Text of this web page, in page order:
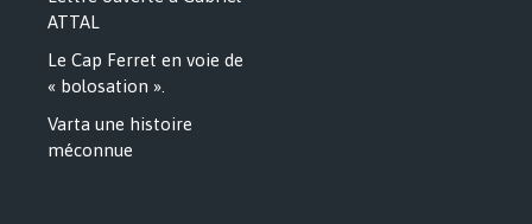
ATTAL
Le Cap Ferret en voie de
« bolosation ».
Varta une histoire
méconnue